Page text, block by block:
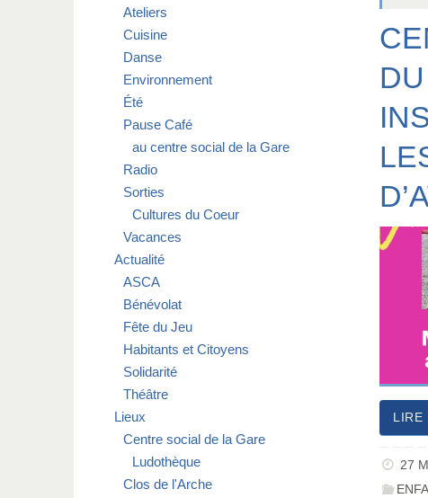
27
Ateliers
Cuisine
Danse
Environnement
Été
Pause Café
au centre social de la Gare
Radio
Sorties
Cultures du Coeur
Vacances
Actualité
ASCA
Bénévolat
Fête du Jeu
Habitants et Citoyens
Solidarité
Théâtre
Lieux
Centre social de la Gare
Ludothèque
Clos de l'Arche